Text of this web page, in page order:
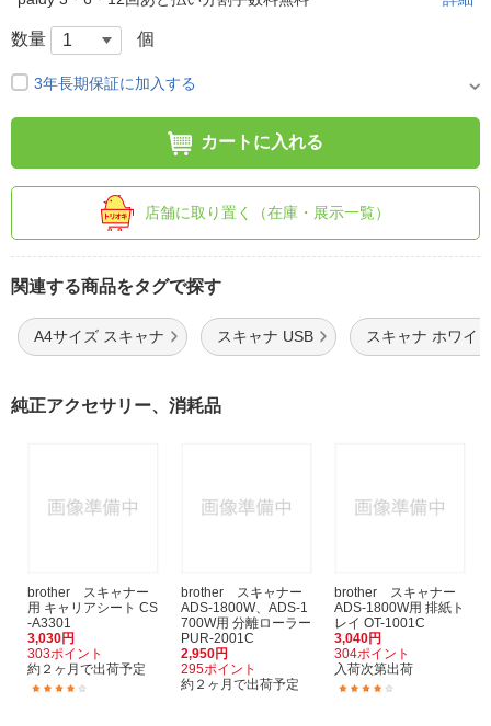
数量 個
3年長期保証に加入する
カートに入れる
店舗に取り置く（在庫・展示一覧）
関連する商品をタグで探す
A4サイズ スキャナ スキャナ USB スキャナ ホワイ
純正アクセサリー、消耗品
brother スキャナー
用 キャリアシート CS
-A3301
3,030円
303ポイント
約２ヶ月で出荷予定
brother スキャナー
ADS-1800W、ADS-1
700W用 分離ローラー
PUR-2001C
2,950円
295ポイント
約２ヶ月で出荷予定
brother スキャナー
ADS-1800W用 排紙ト
レイ OT-1001C
3,040円
304ポイント
入荷次第出荷